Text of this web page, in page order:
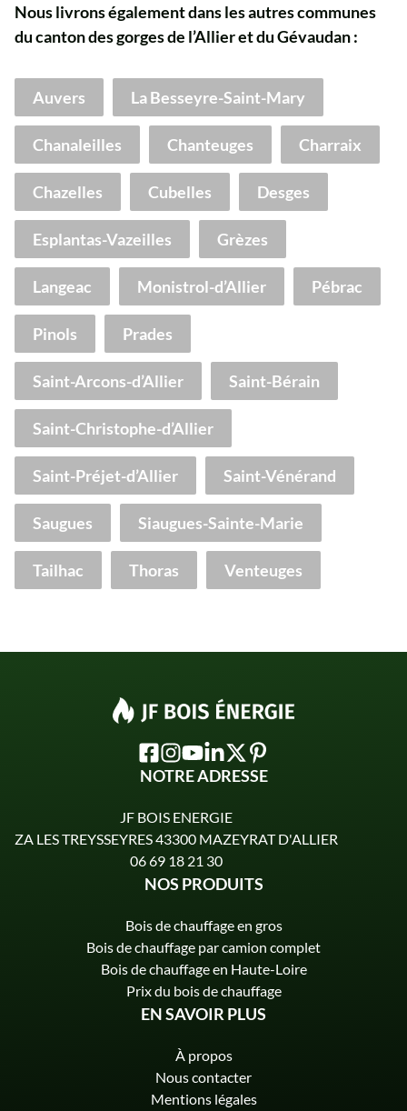
Nous livrons également dans les autres communes
du canton des gorges de l’Allier et du Gévaudan :
Auvers La Besseyre-Saint-Mary
Chanaleilles Chanteuges Charraix
Chazelles Cubelles Desges
Esplantas-Vazeilles Grèzes
Langeac Monistrol-d’Allier Pébrac
Pinols Prades
Saint-Arcons-d’Allier Saint-Bérain
Saint-Christophe-d’Allier
Saint-Préjet-d’Allier Saint-Vénérand
Saugues Siaugues-Sainte-Marie
Tailhac Thoras Venteuges
NOTRE ADRESSE
JF BOIS ENERGIE
ZA LES TREYSSEYRES 43300 MAZEYRAT D'ALLIER
06 69 18 21 30
NOS PRODUITS
Bois de chauffage en gros
Bois de chauffage par camion complet
Bois de chauffage en Haute-Loire
Prix du bois de chauffage
EN SAVOIR PLUS
À propos
Nous contacter
Mentions légales